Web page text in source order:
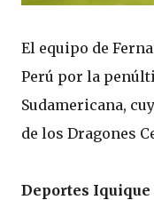
El equipo de
Perú por la
Sudamericana,
de los Dragones
Deportes